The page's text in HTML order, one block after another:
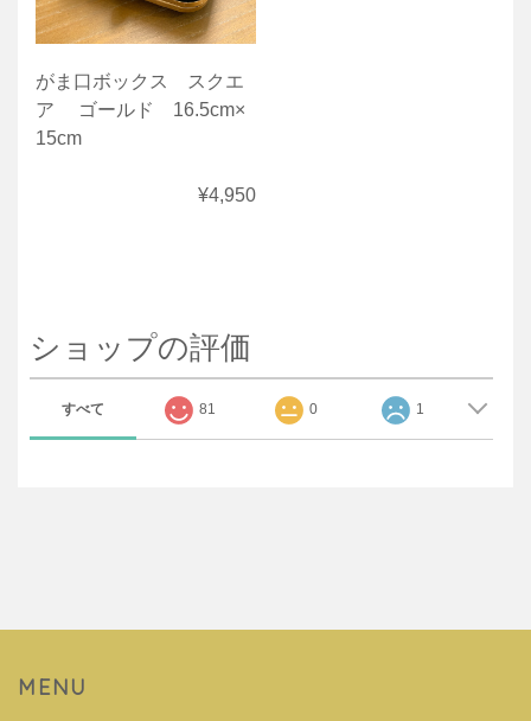
がま口ボックス スクエ
ア ゴールド 16.5cm×
15cm
¥4,950
ショップの評価
すべて 81 0 1
MENU